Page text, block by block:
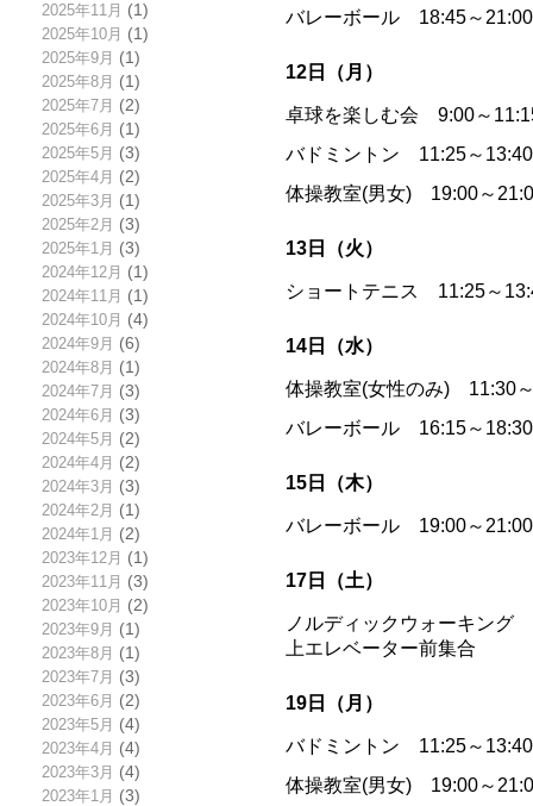
2025年11月 (1)
2025年10月 (1)
2025年9月 (1)
2025年8月 (1)
2025年7月 (2)
2025年6月 (1)
2025年5月 (3)
2025年4月 (2)
2025年3月 (1)
2025年2月 (3)
2025年1月 (3)
2024年12月 (1)
2024年11月 (1)
2024年10月 (4)
2024年9月 (6)
2024年8月 (1)
2024年7月 (3)
2024年6月 (3)
2024年5月 (2)
2024年4月 (2)
2024年3月 (3)
2024年2月 (1)
2024年1月 (2)
2023年12月 (1)
2023年11月 (3)
2023年10月 (2)
2023年9月 (1)
2023年8月 (1)
2023年7月 (3)
2023年6月 (2)
2023年5月 (4)
2023年4月 (4)
2023年3月 (4)
2023年1月 (3)
バレーボール 18:45～
12日（月）
卓球を楽しむ会 9:00～
バドミントン 11:25～
体操教室(男女) 19:00～
13日（火）
ショートテニス 11:25～
14日（水）
体操教室(女性のみ) 11:30
バレーボール 16:15～
15日（木）
バレーボール 19:00～
17日（土）
ノルディックウォーキング
上エレベーター前集合
19日（月）
バドミントン 11:25～
体操教室(男女) 19:00～